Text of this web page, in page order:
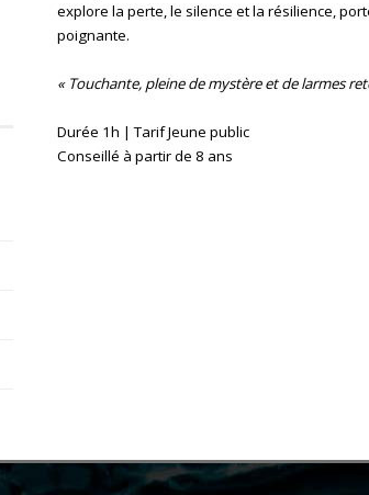
explore la perte, le silence et la résilience,
poignante.
« Touchante, pleine de mystère et de larmes
Durée 1h | Tarif Jeune public
Conseillé à partir de 8 ans